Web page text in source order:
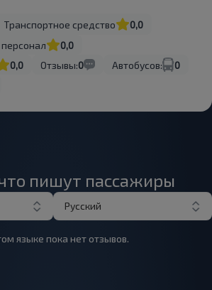
Транспортное средство
0,0
0,0
0,0 Отзывы:0 Автобусов:
0
пишут пассажиры
Русский
языке пока нет отзывов.